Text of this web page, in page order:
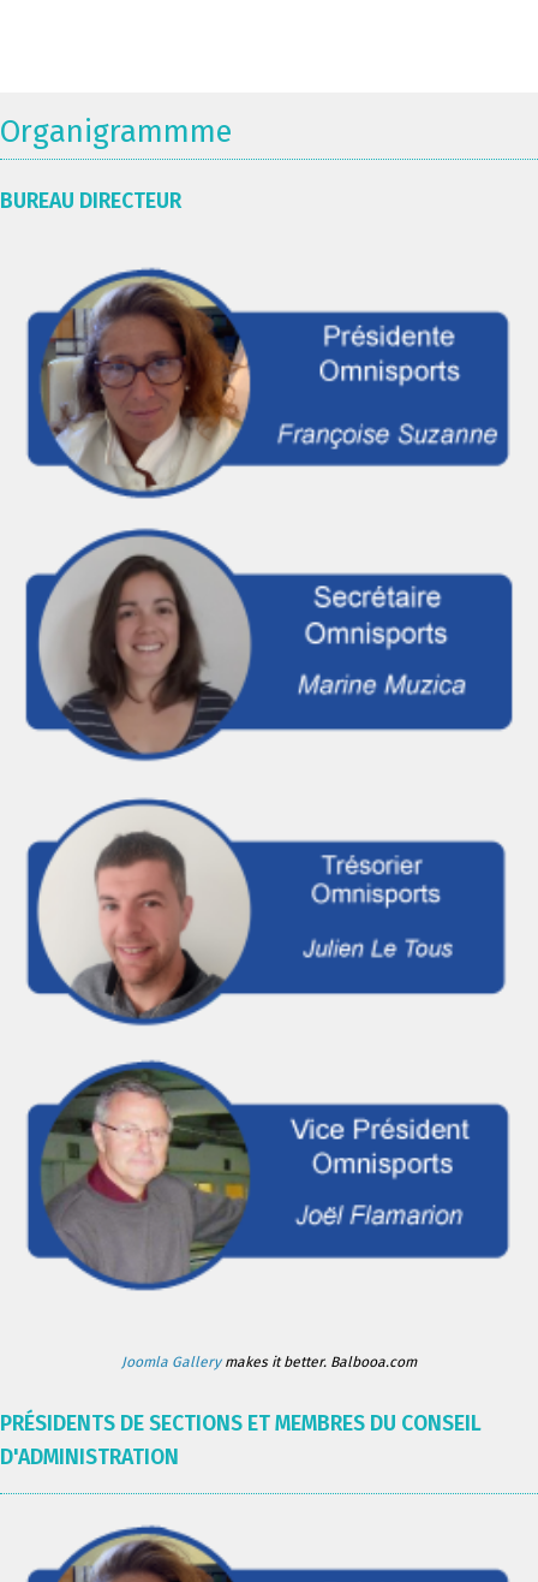
Organigrammme
BUREAU DIRECTEUR
Joomla Gallerymakes it better. Balbooa.com
PRÉSIDENTS DE SECTIONS ET MEMBRES DU CONSEIL
D'ADMINISTRATION